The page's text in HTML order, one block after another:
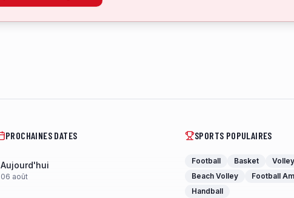
PROCHAINES DATES
Aujourd'hui
06 août
SPORTS POPULAIRES
Football Basket
Beach Volley
Football
Handball